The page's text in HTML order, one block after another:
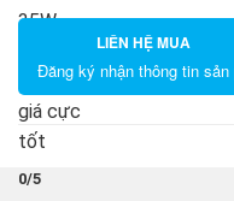
LIÊN HỆ MUA
Đăng ký nhận thông tin sản
0/5